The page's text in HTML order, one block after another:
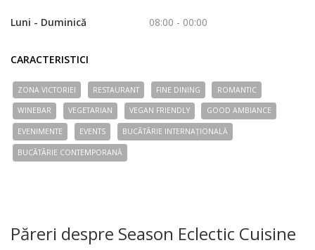
Luni - Duminică 08:00 - 00:00
CARACTERISTICI
ZONA VICTORIEI RESTAURANT FINE DINING ROMANTIC
WINEBAR VEGETARIAN VEGAN FRIENDLY GOOD AMBIANCE
EVENIMENTE EVENTS BUCÃTÃRIE INTERNAȚIONALĂ
BUCÃTÃRIE CONTEMPORANĂ
Păreri despre Season Eclectic Cuisine